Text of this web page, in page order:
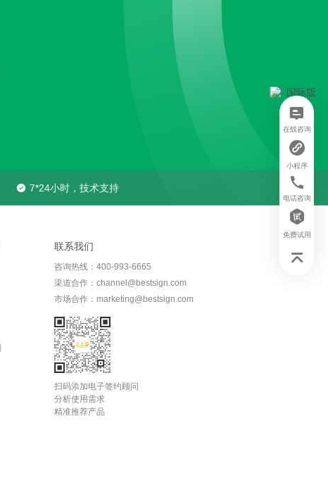
7*24小时，技术支持
联系我们
咨询热线：400-993-6665
渠道合作：channel@bestsign.com
市场合作：marketing@bestsign.com
扫码添加电子签约顾问
分析使用需求
精准推荐产品
在线咨询
小程序
电话咨询
免费试用